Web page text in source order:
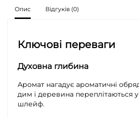
Опис Відгуків (0)
Ключові переваги
Духовна глибина
Аромат нагадує ароматичні
дим і деревина переплітаються
шлейф.